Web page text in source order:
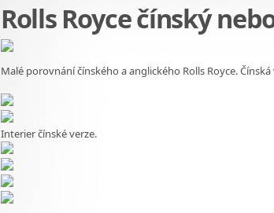
Rolls Royce čínský
Malé porovnání čínského a anglického Rolls Royce.
Interier čínské verze.